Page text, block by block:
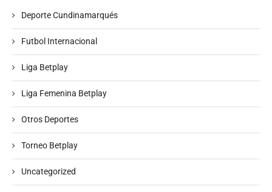
Deporte Cundinamarqués
Futbol Internacional
Liga Betplay
Liga Femenina Betplay
Otros Deportes
Torneo Betplay
Uncategorized